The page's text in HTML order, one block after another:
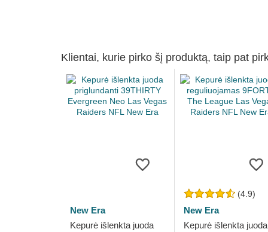
Klientai, kurie pirko šį produktą, taip pat
New Era
Kepurė išlenkta juoda
(4.9)
New Era
Kepurė išlenkta juoda